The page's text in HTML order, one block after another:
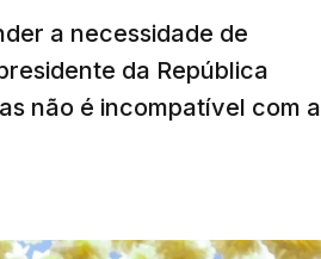
a necessidade de
da República
não é incompatível com a